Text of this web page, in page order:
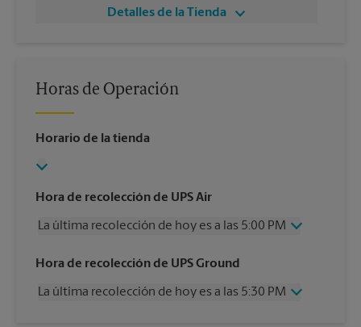
Detalles de la Tienda
Horas de Operación
Horario de la tienda
Hora de recolección de UPS Air
La última recolección de hoy es a las 5:00 PM
Miércoles
5:00 PM
Viernes
5:00 PM
Hora de recolección de UPS Ground
La última recolección de hoy es a las 5:30 PM